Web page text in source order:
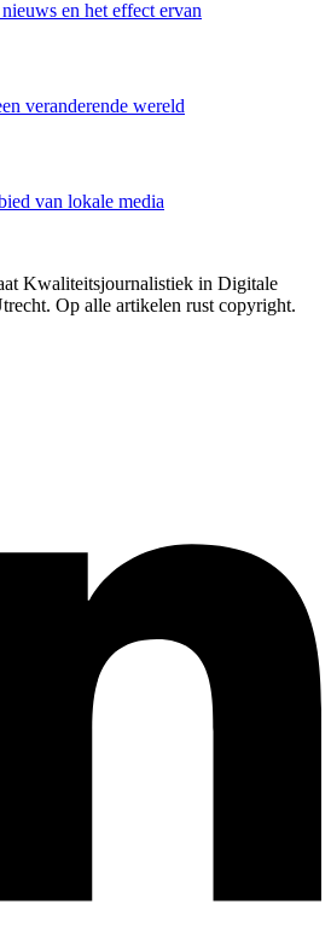
en het effect ervan
veranderende wereld
van lokale media
Kwaliteitsjournalistiek in Digitale
Op alle artikelen rust copyright.